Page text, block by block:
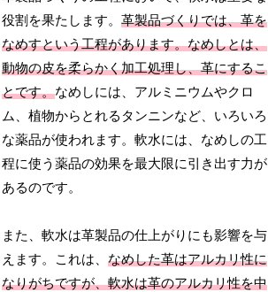
役割を果たします。革製品づくりでは、革を
なめすという工程があります。なめしとは、
動物の皮を柔らかく加工処理し、革にするこ
とです。なめしには、アルミニウムやクロ
ム、植物からとれるタンニンなど、いろいろ
な薬品が使われます。軟水には、なめしの工
程に使う薬品の効果を最大限に引き出す力が
あるのです。
また、軟水は革製品の仕上がりにも影響を与
えます。これは、なめした革はアルカリ性に
なりがちですが、軟水は革のアルカリ性を中